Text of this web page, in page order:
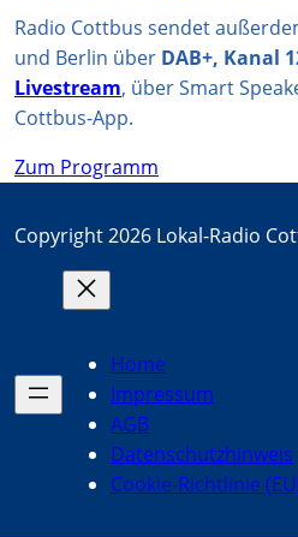
Radio Cottbus sendet
und Berlin über DAB+, Kanal
Livestream, über Smart
Cottbus-App.
Zum Programm
Copyright 2026 Lokal-Radio
Home
Impressum
AGB
Datenschutzhinweis
Cookie-Richtlinie